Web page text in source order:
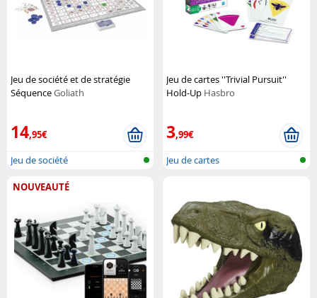
Jeu de société et de stratégie
SéquenceGoliath
14,95€
Jeu de société
Jeu de cartes ''Trivial Pursuit''
Hold-Up Hasbro
3,99€
Jeu de cartes
NOUVEAUTÉ